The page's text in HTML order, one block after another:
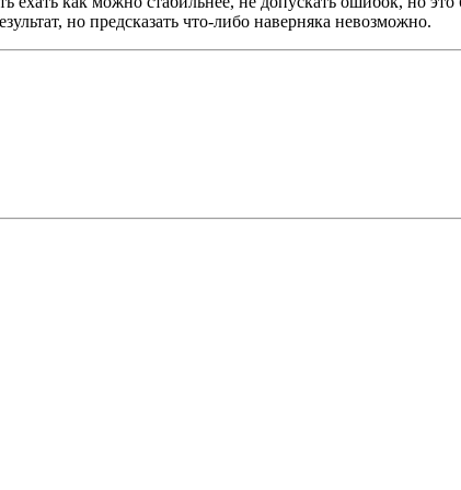
но предсказать что-либо наверняка невозможно.